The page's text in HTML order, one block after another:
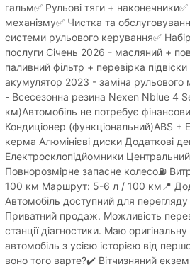
гальм✅ Рульові тяги +
механізму✅ Чистка та
системи рульового керування✅
послуги Січень 2026 - масляний +
паливний фільтр + перевірка
акумулятор 2023 - заміна рульового
- Всесезонна резина Nexen Nblue 4
км)Автомобіль не потребує
Кондиціонер (функціональний)ABS +
керма Алюмінієві диски Додаткові
Електросклопідйомники
Повнорозмірне запасне колесо⛽
100 км Маршрут: 5-6 л / 100 км📍
Автомобіль доступний для
Приватний продаж. Можливість
станції діагностики. Маю
автомобіль з усією історією від
воно того варте?✔️ Вітчизняний